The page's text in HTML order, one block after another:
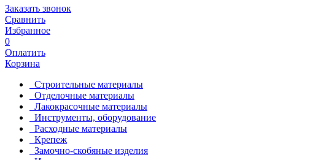
Заказать звонок
Сравнить
Избранное
0
Оплатить
Корзина
Строительные материалы
Отделочные материалы
Лакокрасочные материалы
Инструменты, оборудование
Расходные материалы
Крепеж
Замочно-скобяные изделия